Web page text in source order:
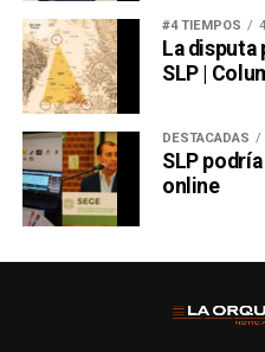
#4 TIEMPOS
La
SLP |
DESTACADAS
SLP
online